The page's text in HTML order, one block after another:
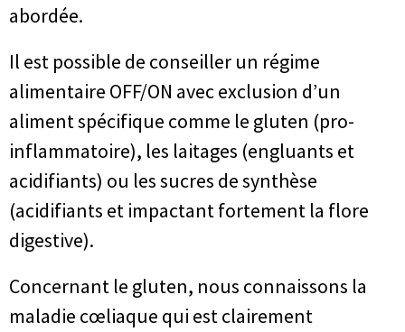
abordée.
Il est possible de conseiller un régime
alimentaire OFF/ON avec exclusion d’un
aliment spécifique comme le gluten (pro-
inflammatoire), les laitages (engluants et
acidifiants) ou les sucres de synthèse
(acidifiants et impactant fortement la flore
digestive).
Concernant le gluten, nous connaissons la
maladie cœliaque qui est clairement